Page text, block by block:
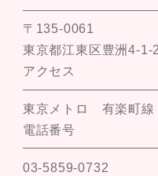
〒135-0061
東京都江東区豊洲4-
アクセス
東京メトロ 有楽町
電話番号
03-5859-0732